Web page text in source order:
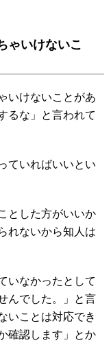
ゃいけないこ
いけないことがあ
るな」と言われて
ていればいいとい
とした方がいいか
れないから知人は
いなかったとして
んでした。」と言
いことは対応でき
確認します」とか